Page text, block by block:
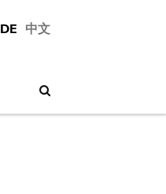
DE 中文